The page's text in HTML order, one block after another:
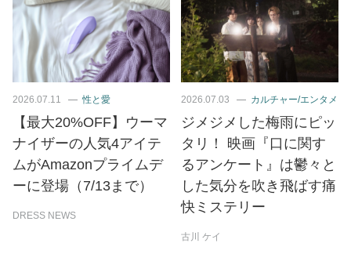
2026.07.11 性と愛
【最大20%OFF】ウーマ
ナイザーの人気4アイテ
ムがAmazonプライムデ
ーに登場（7/13まで）
DRESS NEWS
2026.07.03 カルチャー/エンタメ
ジメジメした梅雨にピッ
タリ！ 映画『口に関す
るアンケート』は鬱々と
した気分を吹き飛ばす痛
快ミステリー
古川 ケイ